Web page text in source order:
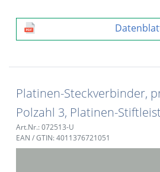
Platinen-Steckverbinder,
Polzahl 3, Platinen-
Art.Nr.: 072513-U
EAN / GTIN: 4011376721051